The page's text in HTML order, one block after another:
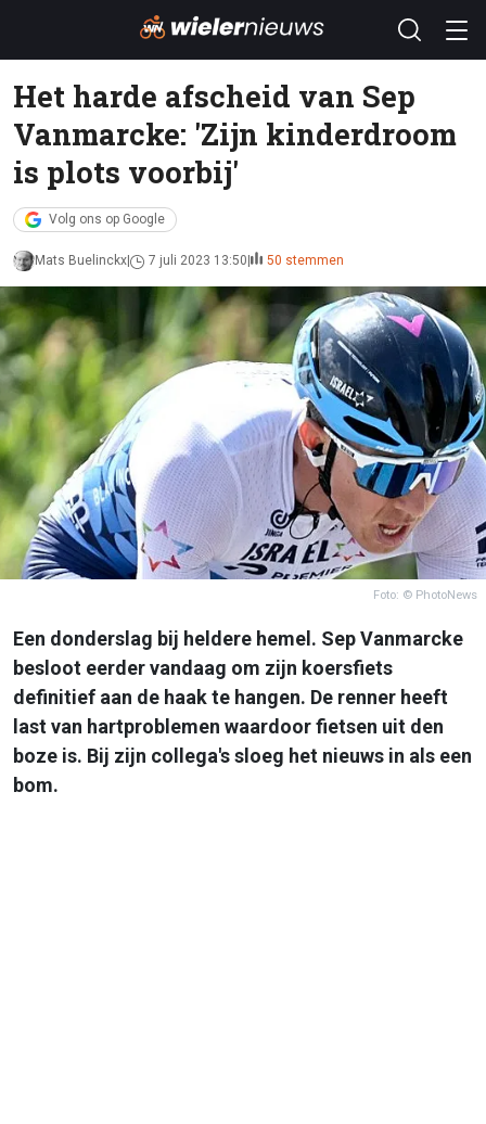
Het harde afscheid van Sep
Vanmarcke: 'Zijn kinderdroom
is plots voorbij'
Volg ons op Google
Mats Buelinckx 7 juli 2023 13:50 50 stemmen
Foto: © PhotoNews
Een donderslag bij heldere hemel. Sep Vanmarcke
besloot eerder vandaag om zijn koersfiets
definitief aan de haak te hangen. De renner heeft
last van hartproblemen waardoor fietsen uit den
boze is. Bij zijn collega's sloeg het nieuws in als een
bom.